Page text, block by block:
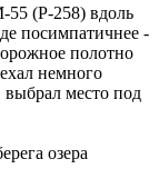
55 (P-258) вдоль
посимпатичнее -
полотно
немного
место под